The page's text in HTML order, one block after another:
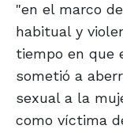
"en el marco
habitual y
tiempo en que
sometió a
sexual a la
como víctima